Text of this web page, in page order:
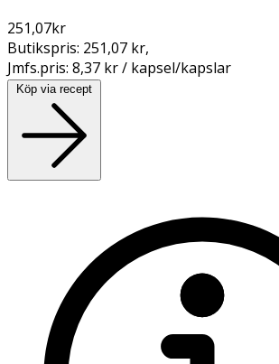
251,07kr
Butikspris: 251,07 kr,
Jmfs.pris: 8,37 kr / kapsel/kapslar
Köp via recept